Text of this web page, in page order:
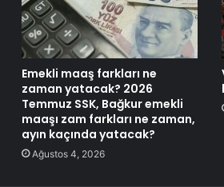
Emekli maaş farkları ne
zaman yatacak? 2026
Temmuz SSK, Bağkur emekli
maaşı zam farkları ne zaman,
ayın kaçında yatacak?
Ağustos 4, 2026